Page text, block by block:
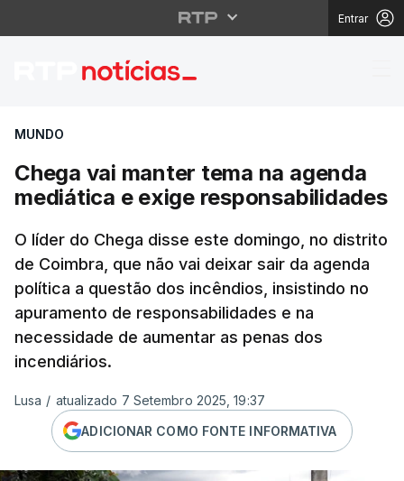
Entrar
Chega vai manter
MUNDO
Chega vai manter tema na agenda
mediática e exige responsabilidades
O líder do Chega disse este domingo, no distrito
de Coimbra, que não vai deixar sair da agenda
política a questão dos incêndios, insistindo no
apuramento de responsabilidades e na
necessidade de aumentar as penas dos
incendiários.
Lusa / atualizado 7 Setembro 2025, 19:37
ADICIONAR COMO FONTE INFORMATIVA